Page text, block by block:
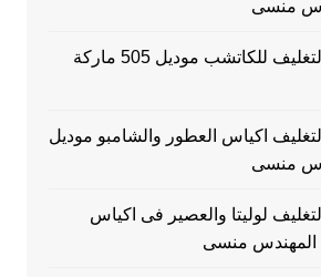
ماكينات التعبئه والتغليف للكاتشب موديل 505 ماركة
اكياس العطور والشامبو موديل
لوليتا والعصير فى اكياس